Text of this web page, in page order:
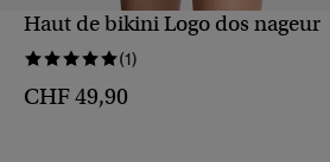
APERÇU RAPIDE
Haut de bikini Logo dos nageur
(1)
CHF 49,90